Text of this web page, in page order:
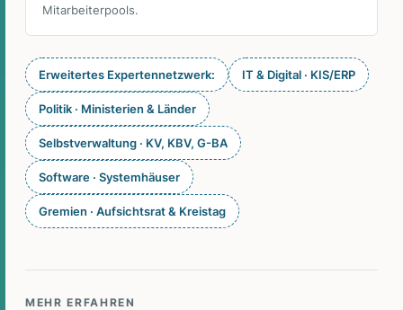
Mitarbeiterpools.
Erweitertes Expertennetzwerk: IT & Digital · KIS/ERP
Politik · Ministerien & Länder
Selbstverwaltung · KV, KBV, G-BA
Software · Systemhäuser
Gremien · Aufsichtsrat & Kreistag
MEHR ERFAHREN